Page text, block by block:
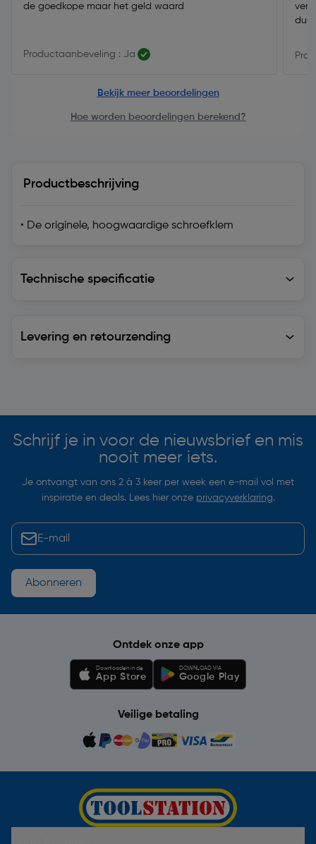
de goedkope maar het geld waard
Productaanbeveling : Ja
Bekijk meer beoordelingen
Hoe worden beoordelingen berekend?
Productbeschrijving
• De originele, hoogwaardige schroefklem
Technische specificatie
Levering en retourzending
Schrijf je in voor de nieuwsbrief en mis
nooit meer iets.
Je ontvangt van ons 2 à 3 keer per week een e-mail vol met
inspiratie en deals. Lees hier onze privacyverklaring.
Abonneren
Ontdek onze app
Downloaden in de
App Store
DOWNLOAD VIA
Google Play
Veilige betaling